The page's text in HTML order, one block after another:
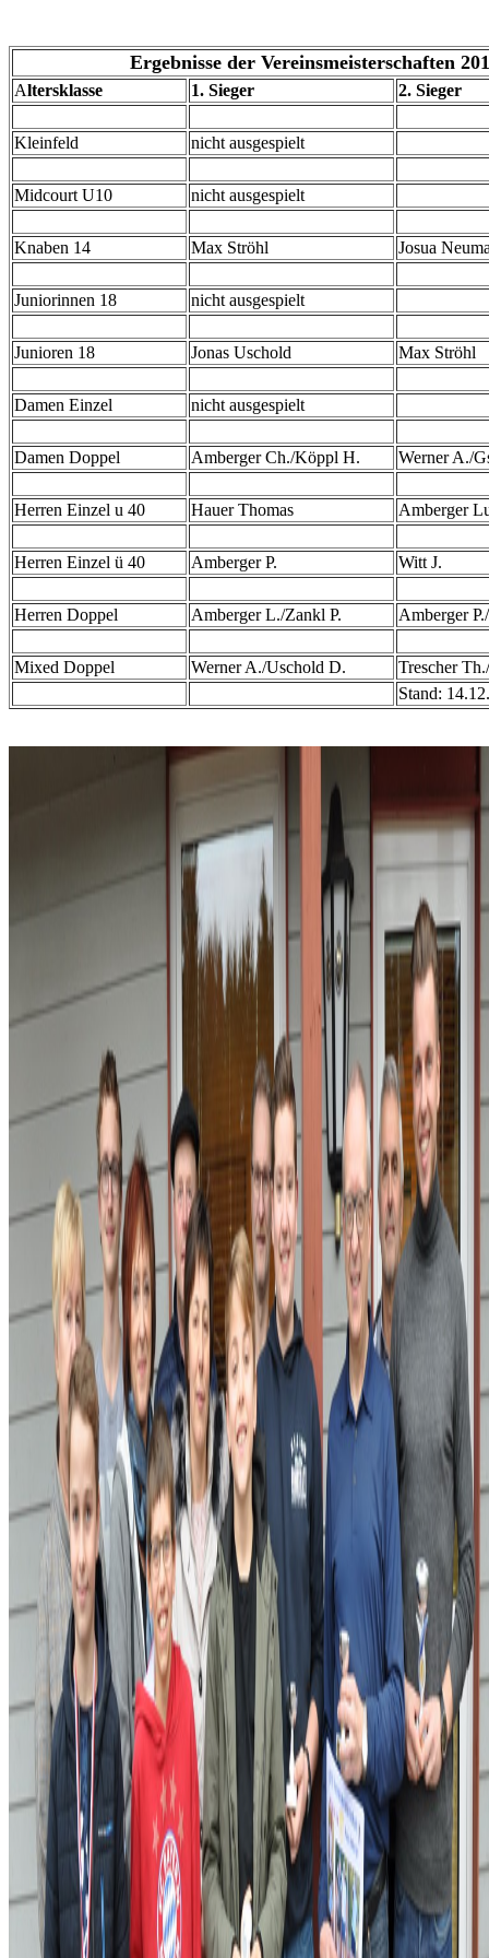
Ergebnisse der Vereinsmeisterschaften
Altersklasse 1. Sieger 2. Sieger
Kleinfeld nicht ausgespielt
Midcourt U10 nicht ausgespielt
Knaben 14 Max Ströhl Josua
Juniorinnen 18 nicht ausgespielt
Junioren 18 Jonas Uschold Max Ströhl
Damen Einzel nicht ausgespielt
Damen Doppel Amberger Ch./Köppl H. Werner A./
Herren Einzel u 40 Hauer Thomas Amberger
Herren Einzel ü 40 Amberger P. Witt J.
Herren Doppel Amberger L./Zankl P. Amberger
Mixed Doppel Werner A./Uschold D.
Trescher
Stand: